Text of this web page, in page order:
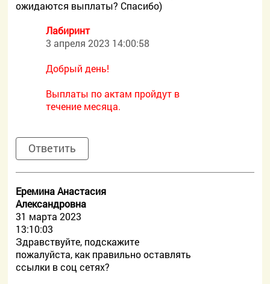
ожидаются выплаты? Спасибо)
Лабиринт
3 апреля 2023 14:00:58
Добрый день!
Выплаты по актам пройдут в
течение месяца.
Ответить
Еремина Анастасия
Александровна
31 марта 2023
13:10:03
Здравствуйте, подскажите
пожалуйста, как правильно оставлять
ссылки в соц сетях?